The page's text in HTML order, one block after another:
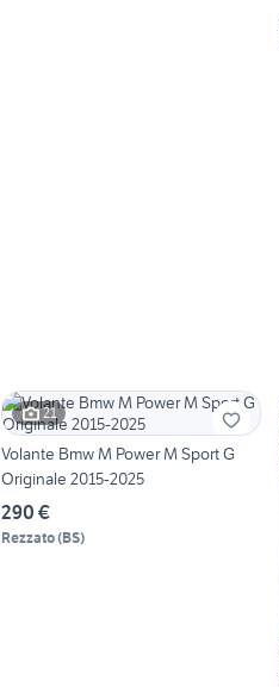
21
Volante Bmw M Power M Sport G
Originale 2015-2025
290 €
Rezzato(BS)